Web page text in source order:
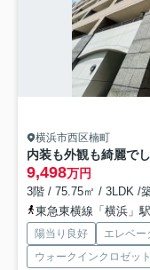
横浜市西区楠町
9,498万円
3階 / 75.75㎡ / 3LDK /
東急東横線「横浜」
陽当り良好 エレベー
ウォークインクロゼット